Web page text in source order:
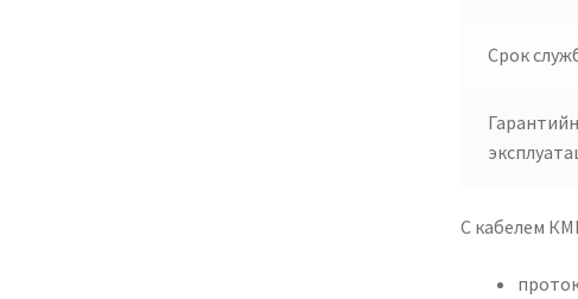
Срок
С кабелем